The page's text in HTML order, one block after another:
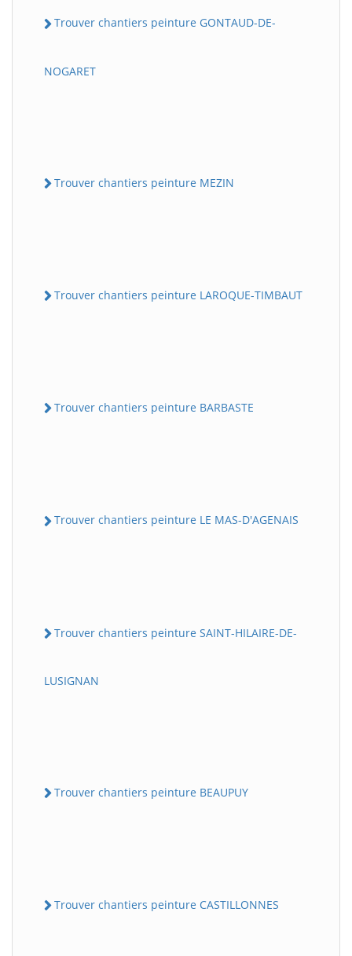
Trouver chantiers peinture GONTAUD-DE-
NOGARET
Trouver chantiers peinture MEZIN
Trouver chantiers peinture LAROQUE-TIMBAUT
Trouver chantiers peinture BARBASTE
Trouver chantiers peinture LE MAS-D'AGENAIS
Trouver chantiers peinture SAINT-HILAIRE-DE-
LUSIGNAN
Trouver chantiers peinture BEAUPUY
Trouver chantiers peinture CASTILLONNES